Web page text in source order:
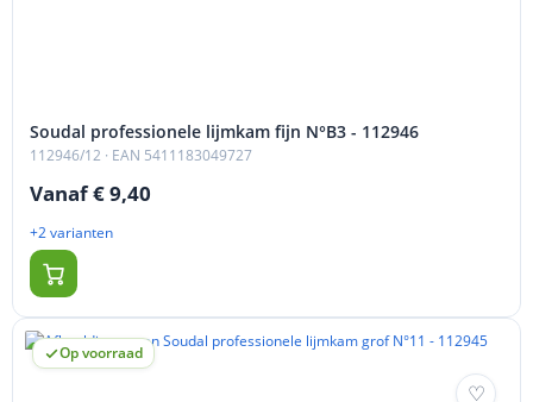
Soudal professionele lijmkam fijn N°B3 - 112946
112946/12 · EAN 5411183049727
Vanaf € 9,40
+2 varianten
Op voorraad